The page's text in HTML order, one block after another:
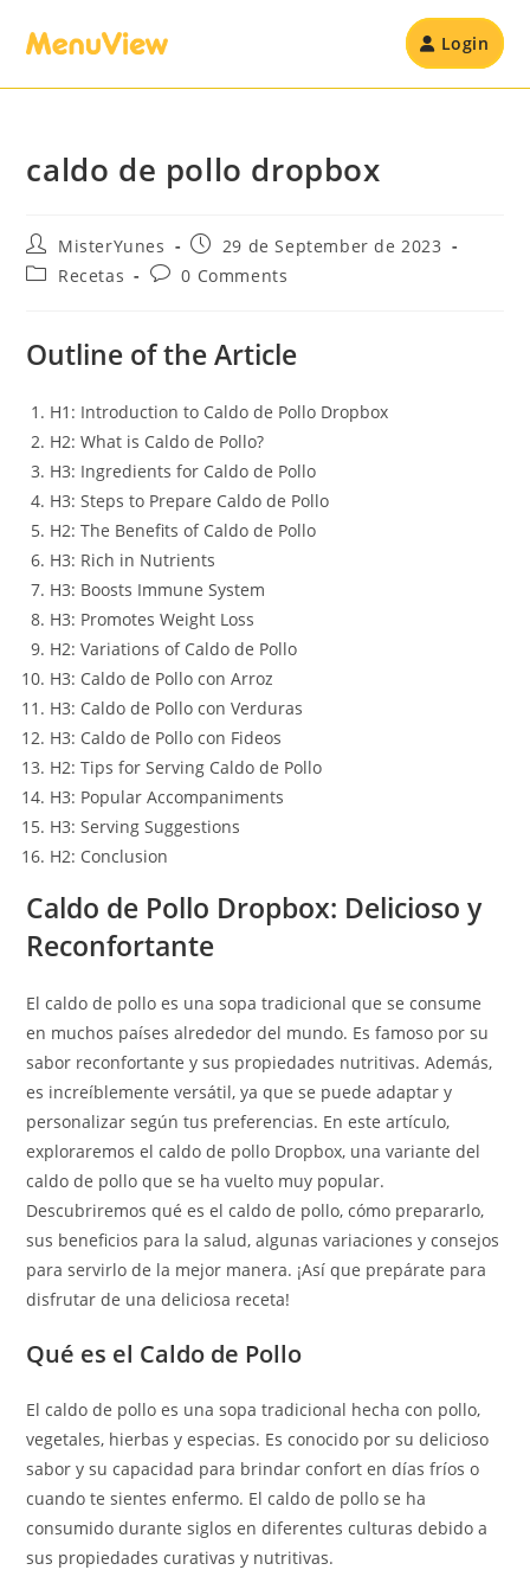
Login
caldo de pollo dropbox
MisterYunes
29 de September de 2023
Recetas
0 Comments
Outline of the Article
H1: Introduction to Caldo de Pollo Dropbox
H2: What is Caldo de Pollo?
H3: Ingredients for Caldo de Pollo
H3: Steps to Prepare Caldo de Pollo
H2: The Benefits of Caldo de Pollo
H3: Rich in Nutrients
H3: Boosts Immune System
H3: Promotes Weight Loss
H2: Variations of Caldo de Pollo
H3: Caldo de Pollo con Arroz
H3: Caldo de Pollo con Verduras
H3: Caldo de Pollo con Fideos
H2: Tips for Serving Caldo de Pollo
H3: Popular Accompaniments
H3: Serving Suggestions
H2: Conclusion
Caldo de Pollo Dropbox: Delicioso y
Reconfortante
El caldo de pollo es una sopa tradicional que se consume
en muchos países alrededor del mundo. Es famoso por su
sabor reconfortante y sus propiedades nutritivas. Además,
es increíblemente versátil, ya que se puede adaptar y
personalizar según tus preferencias. En este artículo,
exploraremos el caldo de pollo Dropbox, una variante del
caldo de pollo que se ha vuelto muy popular.
Descubriremos qué es el caldo de pollo, cómo prepararlo,
sus beneficios para la salud, algunas variaciones y consejos
para servirlo de la mejor manera. ¡Así que prepárate para
disfrutar de una deliciosa receta!
Qué es el Caldo de Pollo
El caldo de pollo es una sopa tradicional hecha con pollo,
vegetales, hierbas y especias. Es conocido por su delicioso
sabor y su capacidad para brindar confort en días fríos o
cuando te sientes enfermo. El caldo de pollo se ha
consumido durante siglos en diferentes culturas debido a
sus propiedades curativas y nutritivas.